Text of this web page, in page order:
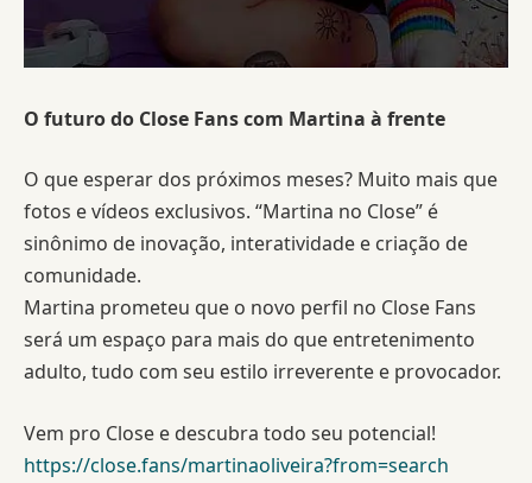
O futuro do Close Fans com Martina à frente
O que esperar dos próximos meses? Muito mais que
fotos e vídeos exclusivos. “Martina no Close” é
sinônimo de inovação, interatividade e criação de
comunidade.
Martina prometeu que o novo perfil no Close Fans
será um espaço para mais do que entretenimento
adulto, tudo com seu estilo irreverente e provocador.
Vem pro Close e descubra todo seu potencial!
https://close.fans/martinaoliveira?from=search